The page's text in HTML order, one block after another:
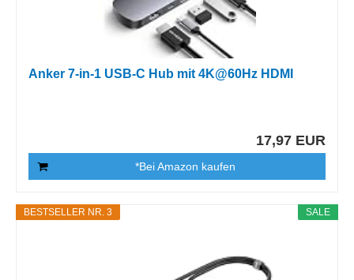
Anker 7-in-1 USB-C Hub mit 4K@60Hz HDMI
17,97 EUR
*Bei Amazon kaufen
SALE
BESTSELLER NR. 3